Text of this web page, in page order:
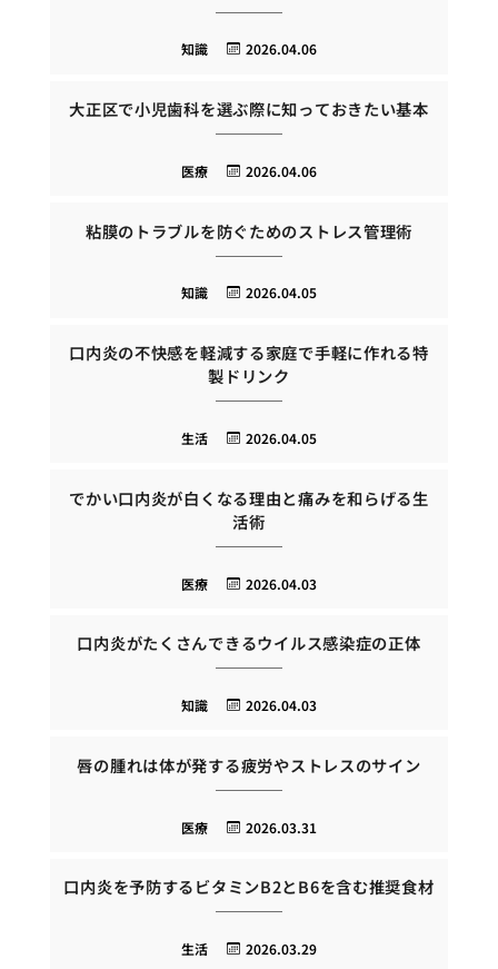
2026.04.06
知識
大正区で小児歯科を選ぶ際に知っておきたい基本
2026.04.06
医療
粘膜のトラブルを防ぐためのストレス管理術
2026.04.05
知識
口内炎の不快感を軽減する家庭で手軽に作れる特
製ドリンク
2026.04.05
生活
でかい口内炎が白くなる理由と痛みを和らげる生
活術
2026.04.03
医療
口内炎がたくさんできるウイルス感染症の正体
2026.04.03
知識
唇の腫れは体が発する疲労やストレスのサイン
2026.03.31
医療
口内炎を予防するビタミンB2とB6を含む推奨食材
2026.03.29
生活